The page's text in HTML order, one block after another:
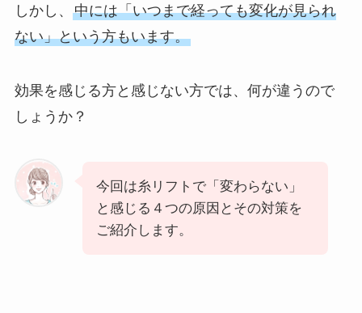
しかし、 中には「いつまで経っても変化が見られ
ない」という方もいます。
効果を感じる方と感じない方では、何が違うので
しょうか？
今回は糸リフトで「変わらない」
と感じる４つの原因とその対策を
ご紹介します。